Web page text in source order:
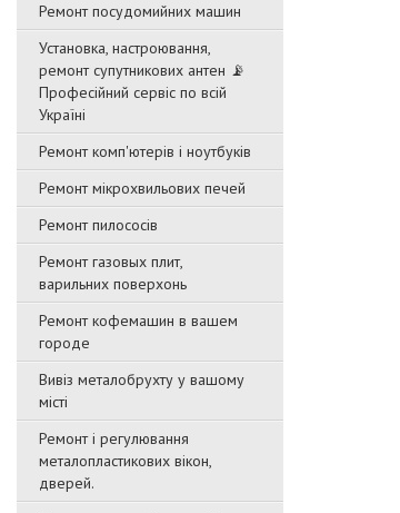
Ремонт посудомийних машин
Установка, настроювання,
ремонт супутникових антен 📡
Професійний сервіс по всій
Україні
Ремонт комп'ютерів і ноутбуків
Ремонт мікрохвильових печей
Ремонт пилососів
Ремонт газовых плит,
варильних поверхонь
Ремонт кофемашин в вашем
городе
Вивіз металобрухту у вашому
місті
Ремонт і регулювання
металопластикових вікон,
дверей.